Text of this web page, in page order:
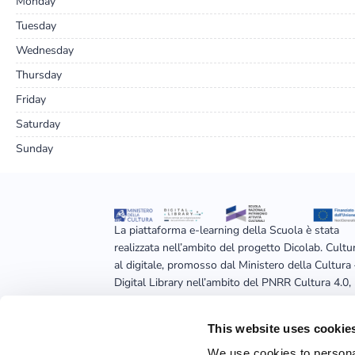
This website uses
Tuesday
Wednesday
Thursday
Friday
Saturday
Sunday
La piattaforma e-learning della Scuola è stata
realizzata nell’ambito del progetto Dicolab.
al digitale, promosso dal Ministero della Cultura
Digital Library nell’ambito del PNRR Cultura 4.0,
dall’Unione europea – Next Generation EU